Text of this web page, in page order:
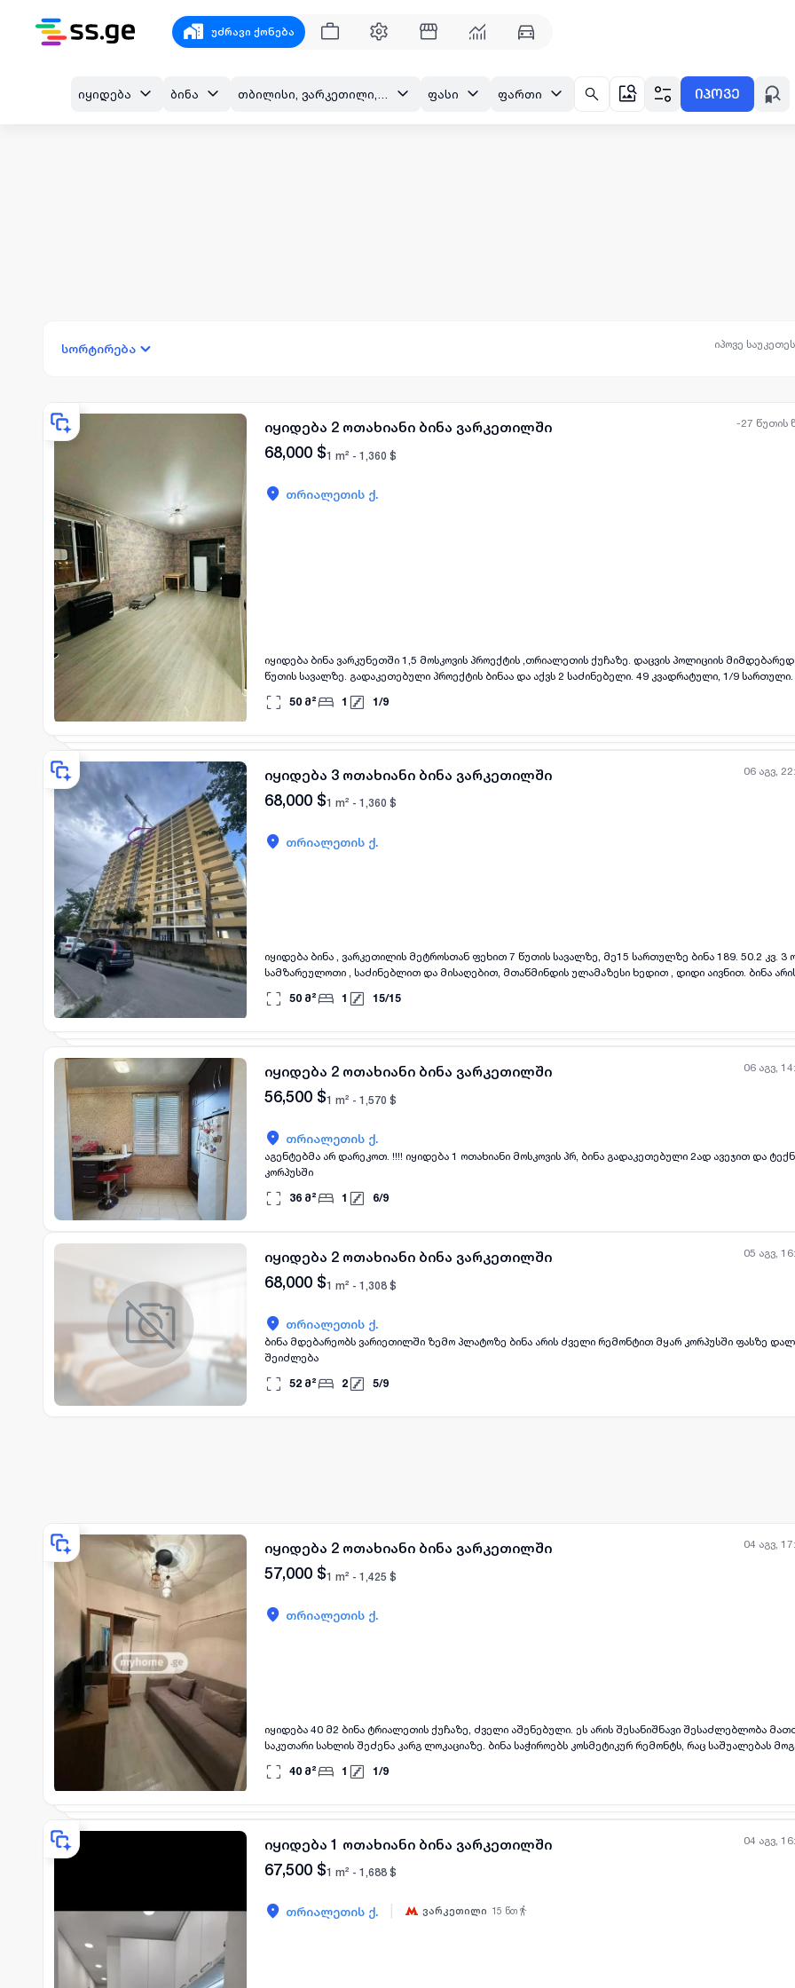
უძრავი ქონება
იყიდება ბინა ფასი ფართი იპოვე
სორტირება იპოვე
-27 წუთის
იყიდება 2 ოთახიანი ბინა ვარკეთილში
68,000 $1 m² - 1,360 $
თრიალეთის ქ.
იყიდება ბინა ვარკუნეთში 1,5 მოსკოვის პროექტის ,თრიალეთის ქუჩაზე. დაცვის პოლიციის
წუთის სავალზე. გადაკეთებული პროექტის ბინაა და აქვს 2 საძინებელი. 49 კვადრატული, 1/9
50 მ² 1 1/9
06 აგვ,
იყიდება 3 ოთახიანი ბინა ვარკეთილში
68,000 $1 m² - 1,360 $
თრიალეთის ქ.
იყიდება ბინა , ვარკეთილის მეტროსთან ფეხით 7 წუთის სავალზე, მე15 სართულზე ბინა 189. 50.2 კვ. 3
სამზარეულოთი , საძინებლით და მისაღებით, მთაწმინდის ულამაზესი ხედით , დიდი აივნით. ბინა
განშლა გაკეთებულია! მიმდინარე რემონტი ფასი 68000$.
50 მ² 1 15/15
06 აგვ,
ყველა ფოტო+ (5)
იყიდება 2 ოთახიანი ბინა ვარკეთილში
56,500 $1 m² - 1,570 $
თრიალეთის ქ.
აგენტებმა არ დარეკოთ. !!!! იყიდება 1 ოთახიანი მოსკოვის პრ, ბინა გადაკეთებული 2ად ავეჯით და ტექნიკით, მყარ
კორპუსში
36 მ² 1 6/9
05 აგვ,
იყიდება 2 ოთახიანი ბინა ვარკეთილში
68,000 $1 m² - 1,308 $
თრიალეთის ქ.
ბინა მდებარეობს ვარიეთილში ზემო პლატოზე ბინა არის ძველი რემონტით მყარ კორპუსში ფასზე დალაპარაკება
შეიძლება
52 მ² 2 5/9
04 აგვ,
იყიდება 2 ოთახიანი ბინა ვარკეთილში
57,000 $1 m² - 1,425 $
თრიალეთის ქ.
იყიდება 40 მ2 ბინა ტრიალეთის ქუჩაზე, ძველი აშენებული. ეს არის შესანიშნავი შესაძლებლობა
საკუთარი სახლის შეძენა კარგ ლოკაციაზე. ბინა საჭიროებს კოსმეტიკურ რემონტს, რაც საშუალებას
ყოველდღიურ ცხოვრებას ამარტივებს. დაინტერესების შემთხვევაში გთხოვთ დამიკავშირდეთ
40 მ² 1 1/9
04 აგვ,
იყიდება 1 ოთახიანი ბინა ვარკეთილში
67,500 $1 m² - 1,688 $
თრიალეთის ქ. ვარკეთილი 15 წთ